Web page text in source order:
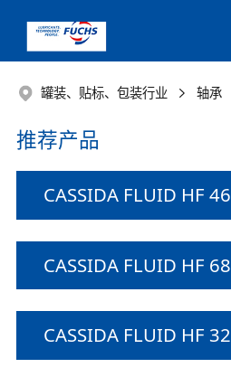
罐装、贴标、包装行业 轴承
推荐产品
CASSIDA FLUID HF 46
CASSIDA FLUID HF 68
CASSIDA FLUID HF 32